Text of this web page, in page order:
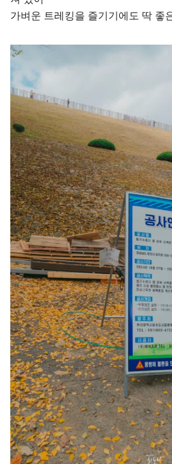
가벼운 트레킹을 즐기기에도 딱 좋